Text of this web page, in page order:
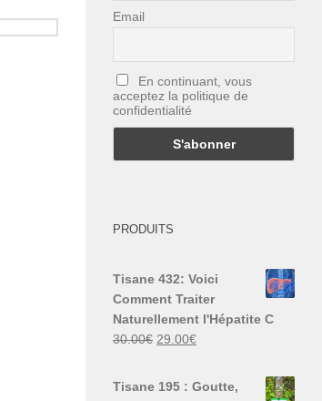
Email
En continuant, vous
acceptez la politique de
confidentialité
PRODUITS
Tisane 432: Voici
Comment Traiter
Naturellement l'Hépatite C
30.00€ Le
29.00€Le
Tisane 195 : Goutte,